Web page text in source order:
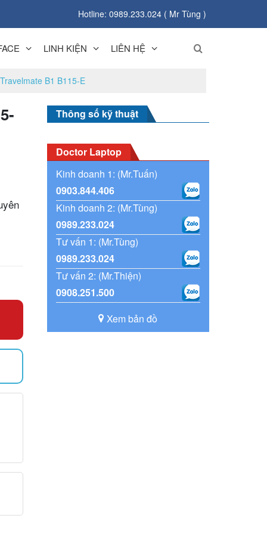
Hotline: 0989.233.024 ( Mr Tùng )
LINH KIỆN LIÊN HỆ
B1 B115-E
Thông số kỹ thuật
Doctor Laptop
Kinh doanh 1: (Mr.Tuấn)
0903.844.406
Kinh doanh 2: (Mr.Tùng)
0989.233.024
Tư vấn 1: (Mr.Tùng)
0989.233.024
Tư vấn 2: (Mr.Thiện)
0908.251.500
Xem bản đồ